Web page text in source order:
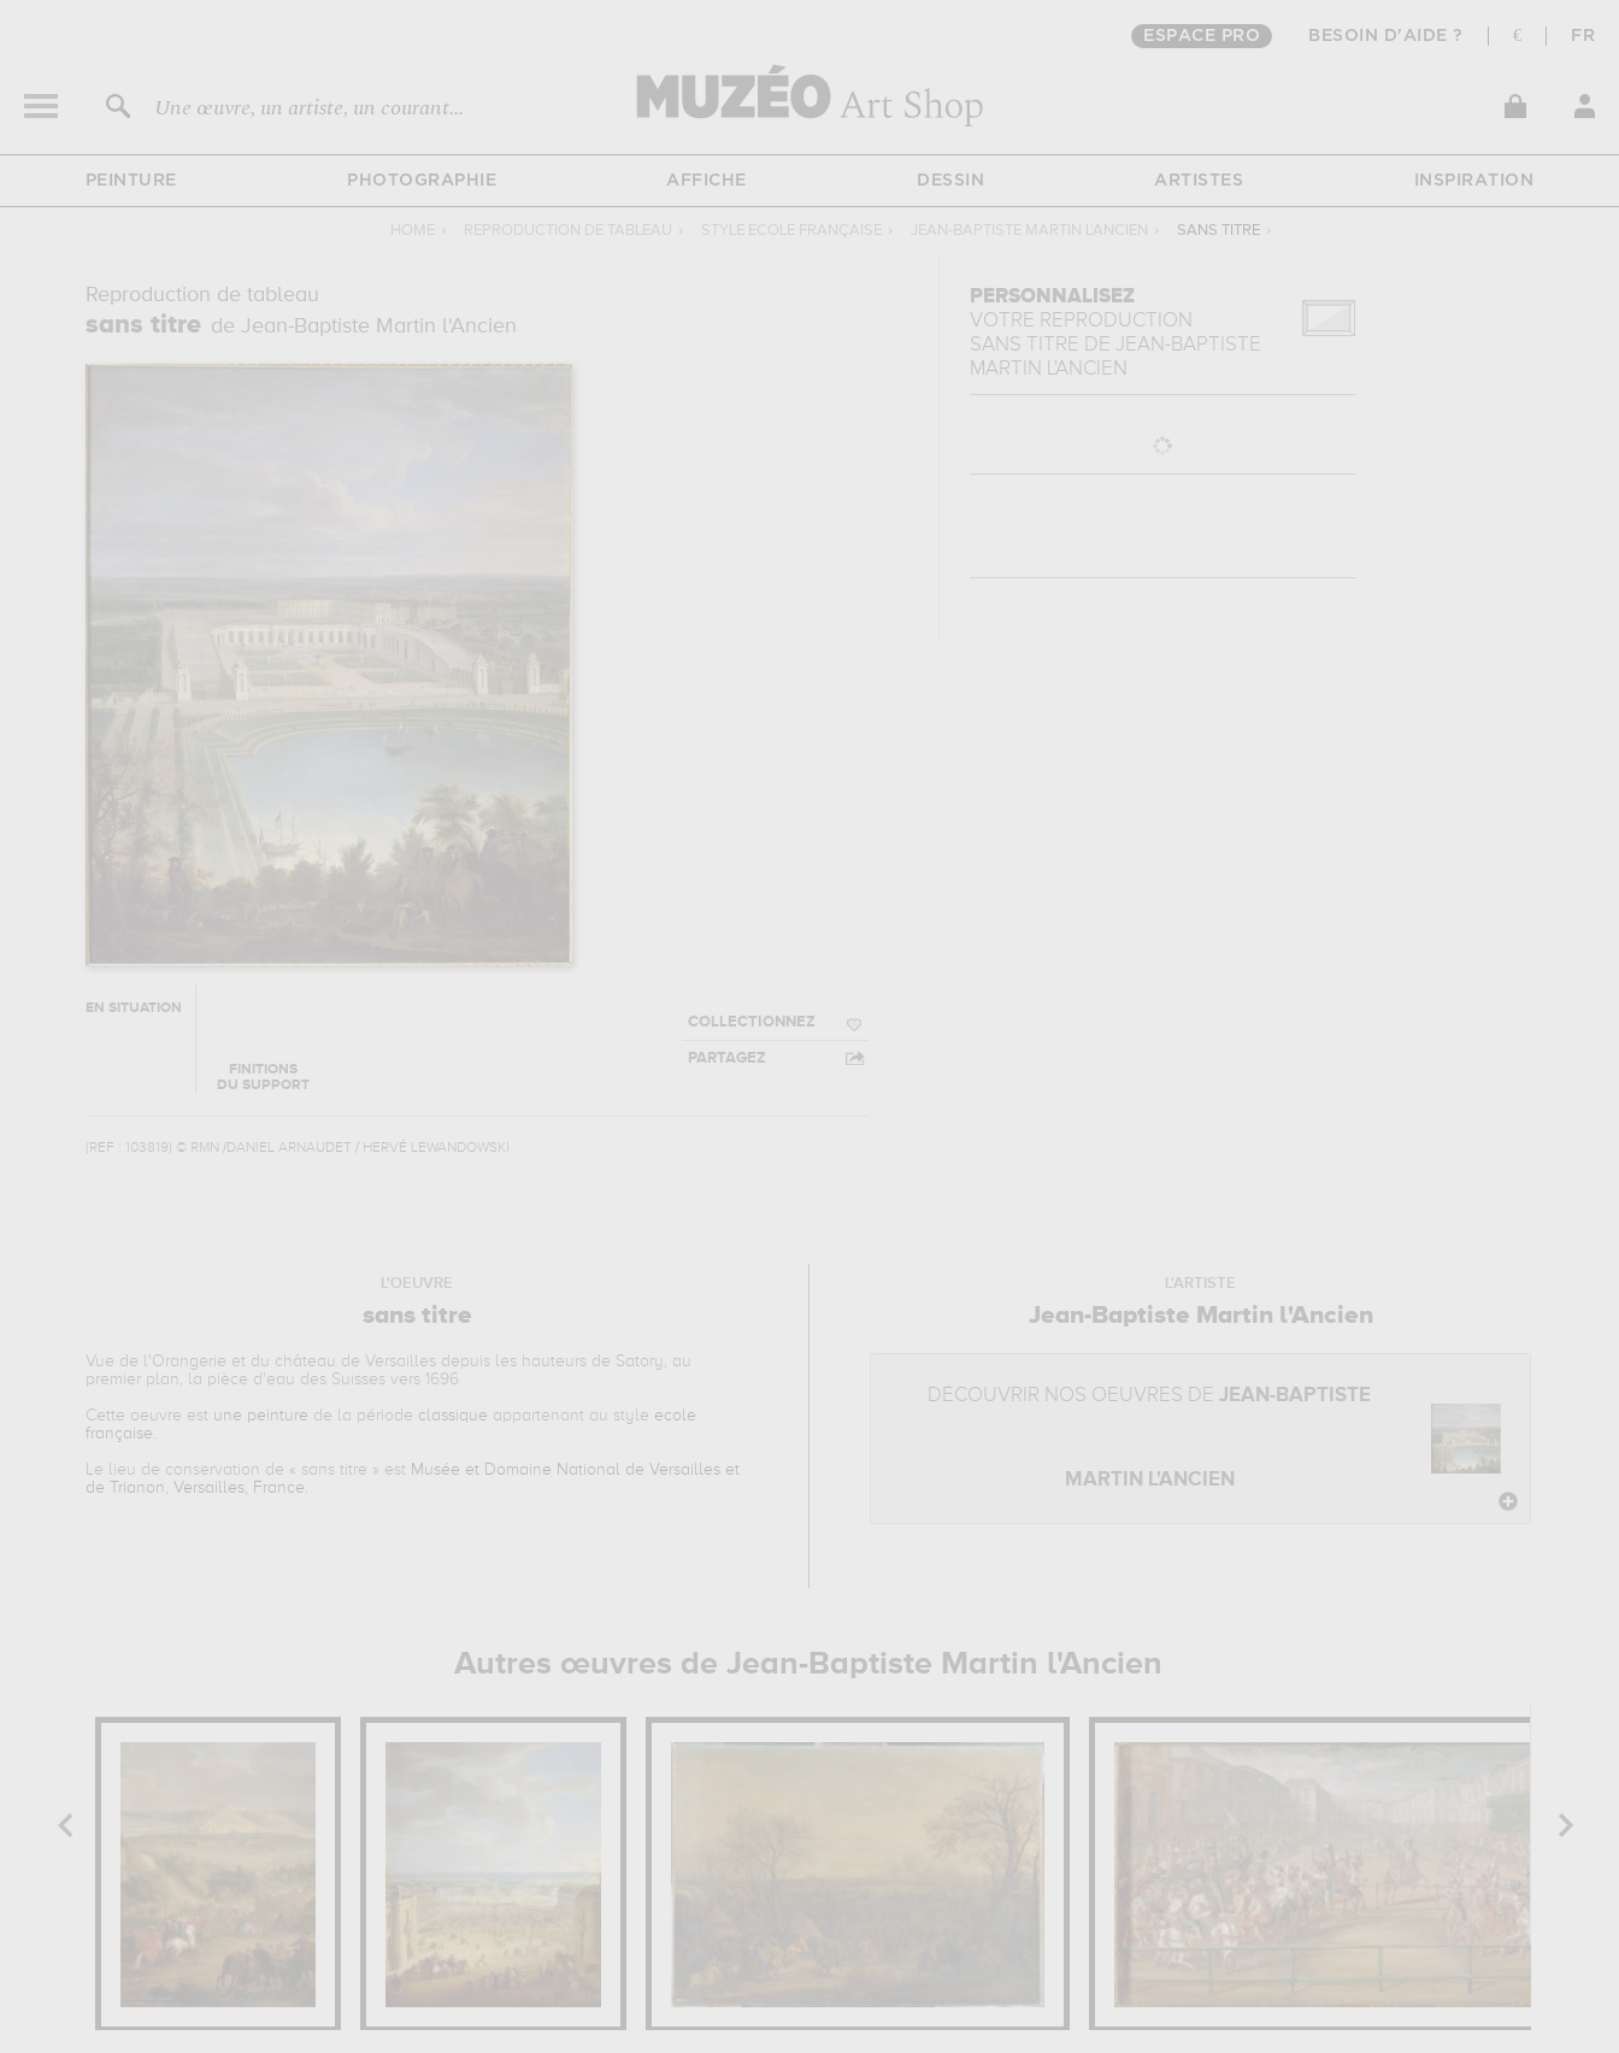
ESPACE PRO BESOIN D'AIDE ? € FR
Une œuvre, un artiste, un courant...
PEINTURE PHOTOGRAPHIE AFFICHE DESSIN ARTISTES INSPIRATION
HOME › REPRODUCTION DE TABLEAU › STYLE ECOLE FRANÇAISE › JEAN-BAPTISTE MARTIN L'ANCIEN › SANS TITRE ›
Reproduction de tableau
sans titre de Jean-Baptiste Martin l'Ancien
EN SITUATION
FINITIONS
DU SUPPORT
COLLECTIONNEZ
PARTAGEZ
(REF : 103819) © RMN /DANIEL ARNAUDET / HERVÉ LEWANDOWSKI
PERSONNALISEZ
VOTRE REPRODUCTION
SANS TITRE DE JEAN-BAPTISTE
MARTIN L'ANCIEN
L'OEUVRE
sans titre
Vue de l'Orangerie et du château de Versailles depuis les hauteurs de Satory, au
premier plan, la pièce d'eau des Suisses vers 1696
Cette oeuvre est une peinture de la période classique appartenant au style ecole
française.
Le lieu de conservation de « sans titre » est Musée et Domaine National de Versailles et
de Trianon, Versailles, France.
L'ARTISTE
Jean-Baptiste Martin l'Ancien
DÉCOUVRIR NOS OEUVRES DEJEAN-BAPTISTE
MARTIN L'ANCIEN
Autres œuvres de Jean-Baptiste Martin l'Ancien